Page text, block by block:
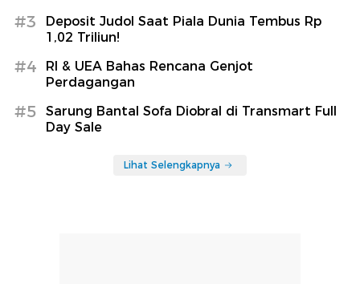
#3
Deposit Judol Saat Piala Dunia Tembus Rp
1,02 Triliun!
#4
RI & UEA Bahas Rencana Genjot
Perdagangan
#5
Sarung Bantal Sofa Diobral di Transmart Full
Day Sale
Lihat Selengkapnya